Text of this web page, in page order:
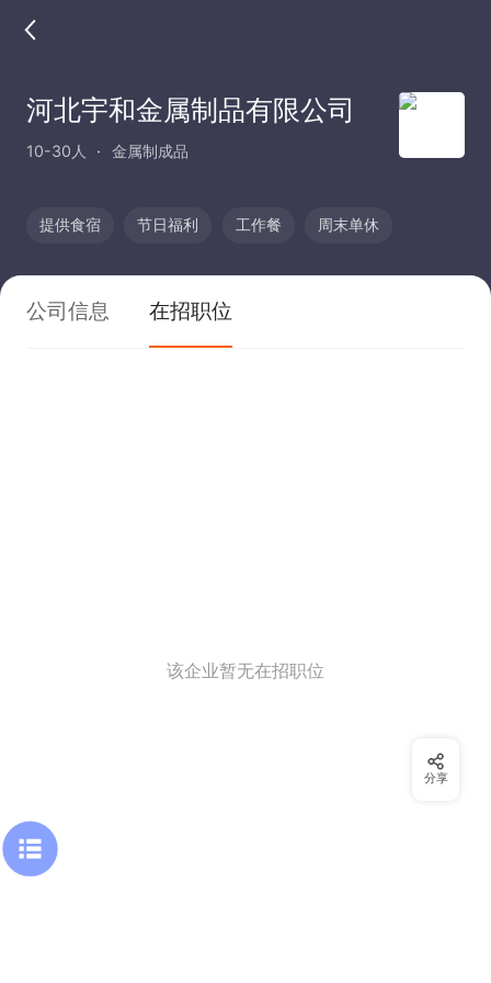
河北宇和金属制品有限公司
10-30人 金属制成品
提供食宿 节日福利 工作餐 周末单休
公司信息 在招职位
该企业暂无在招职位
分享